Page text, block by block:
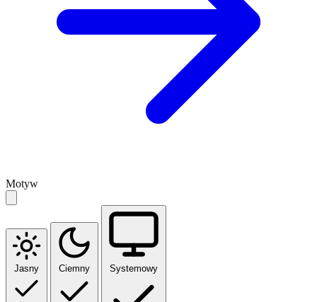
Motyw
Jasny Ciemny Systemowy